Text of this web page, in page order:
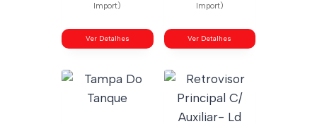
Import)
Ver Detalhes
Import)
Ver Detalhes